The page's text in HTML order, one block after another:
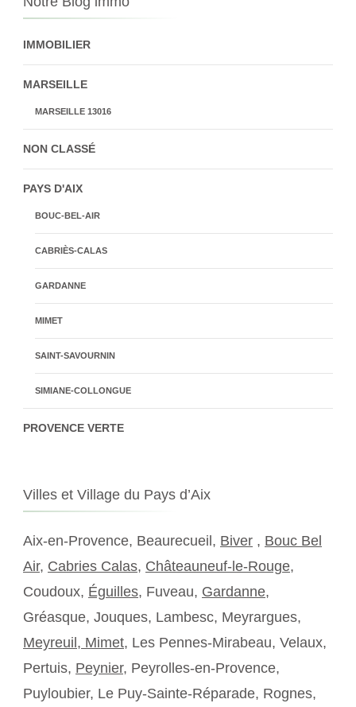
IMMOBILIER
MARSEILLE
MARSEILLE 13016
NON CLASSÉ
PAYS D'AIX
BOUC-BEL-AIR
CABRIÈS-CALAS
GARDANNE
MIMET
SAINT-SAVOURNIN
SIMIANE-COLLONGUE
PROVENCE VERTE
Villes et Village du Pays d’Aix
Aix-en-Provence, Beaurecueil, Biver , Bouc Bel
Air, Cabries Calas, Châteauneuf-le-Rouge,
Coudoux, Éguilles, Fuveau, Gardanne,
Gréasque, Jouques, Lambesc, Meyrargues,
Meyreuil, Mimet, Les Pennes-Mirabeau, Velaux,
Pertuis, Peynier, Peyrolles-en-Provence,
Puyloubier, Le Puy-Sainte-Réparade, Rognes,